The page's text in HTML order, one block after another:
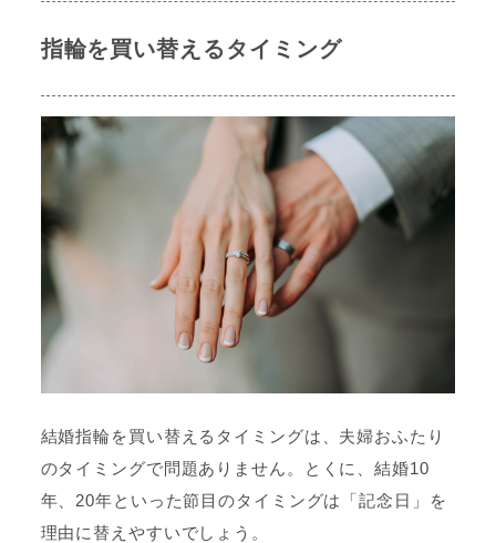
指輪を買い替えるタイミング
結婚指輪を買い替えるタイミングは、夫婦おふたり
のタイミングで問題ありません。とくに、結婚10
年、20年といった節目のタイミングは「記念日」を
理由に替えやすいでしょう。